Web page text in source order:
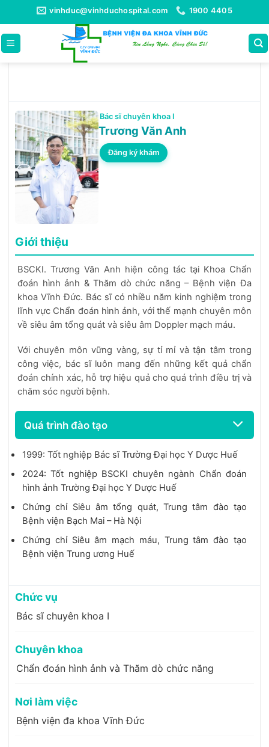
qua
nội
dung
vinhduc@vinhduchospital.com 1900 4405
Bác sĩ chuyên khoa I
Trương Văn Anh
Đăng ký khám
Giới thiệu
BSCKI. Trương Văn Anh hiện công tác tại Khoa Chẩn
đoán hình ảnh & Thăm dò chức năng – Bệnh viện Đa
khoa Vĩnh Đức. Bác sĩ có nhiều năm kinh nghiệm trong
lĩnh vực Chẩn đoán hình ảnh, với thế mạnh chuyên môn
về siêu âm tổng quát và siêu âm Doppler mạch máu.
Với chuyên môn vững vàng, sự tỉ mỉ và tận tâm trong
công việc, bác sĩ luôn mang đến những kết quả chẩn
đoán chính xác, hỗ trợ hiệu quả cho quá trình điều trị và
chăm sóc người bệnh.
Quá trình đào tạo
1999: Tốt nghiệp Bác sĩ Trường Đại học Y Dược Huế
2024: Tốt nghiệp BSCKI chuyên ngành Chẩn đoán
hình ảnh Trường Đại học Y Dược Huế
Chứng chỉ Siêu âm tổng quát, Trung tâm đào tạo
Bệnh viện Bạch Mai – Hà Nội
Chứng chỉ Siêu âm mạch máu, Trung tâm đào tạo
Bệnh viện Trung ương Huế
Chức vụ
Bác sĩ chuyên khoa I
Chuyên khoa
Chẩn đoán hình ảnh và Thăm dò chức năng
Nơi làm việc
Bệnh viện đa khoa Vĩnh Đức